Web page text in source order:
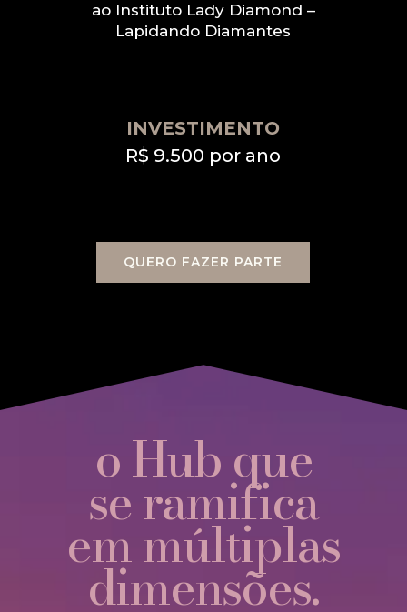
ao Instituto Lady Diamond –
Lapidando Diamantes
INVESTIMENTO
R$ 9.500 por ano
QUERO FAZER PARTE
o Hub que
se ramifica
em múltiplas
dimensões.